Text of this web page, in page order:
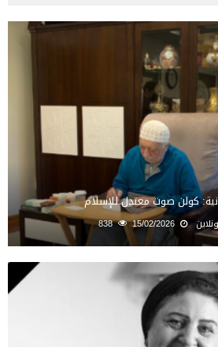
كولن صوت معتدل للإسلام
15/02/2026
838